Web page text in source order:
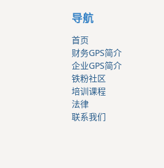
导航
首页
财务GPS简介
企业GPS简介
铁粉社区
培训课程
法律
联系我们